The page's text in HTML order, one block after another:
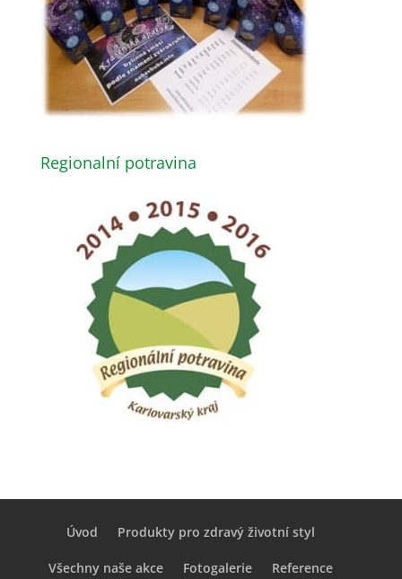
Regionalní potravina
Úvod Produkty pro zdravý životní styl
Všechny naše akce Fotogalerie Reference